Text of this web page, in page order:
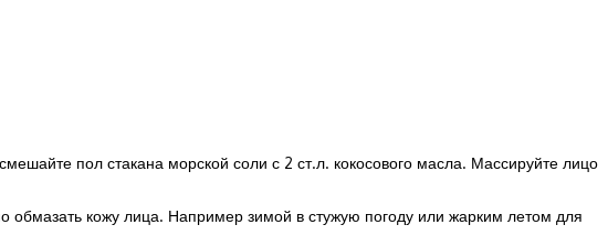
пол стакана морской соли с 2 ст.л. кокосового масла. Массируйте лицо
обмазать кожу лица. Например зимой в стужую погоду или жарким летом для